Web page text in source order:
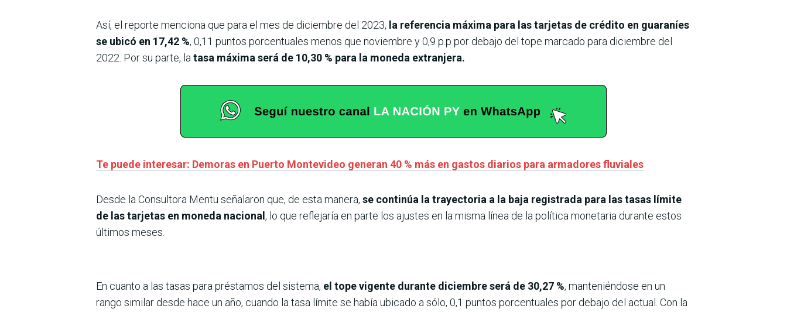
Así, el reporte menciona que para el mes de diciembre del 2023, la referencia máxima para las tarjetas de crédito en guaraníes
se ubicó en 17,42 %, 0,11 puntos porcentuales menos que noviembre y 0,9 p.p por debajo del tope marcado para diciembre del
2022. Por su parte, la tasa máxima será de 10,30 % para la moneda extranjera.
Te puede interesar: Demoras en Puerto Montevideo generan 40 % más en gastos diarios para armadores fluviales
Desde la Consultora Mentu señalaron que, de esta manera, se continúa la trayectoria a la baja registrada para las tasas límite
de las tarjetas en moneda nacional , lo que reflejaría en parte los ajustes en la misma línea de la política monetaria durante estos
últimos meses.
En cuanto a las tasas para préstamos del sistema, el tope vigente durante diciembre será de 30,27 %, manteniéndose en un
rango similar desde hace un año, cuando la tasa límite se había ubicado a sólo, 0,1 puntos porcentuales por debajo del actual. Con la